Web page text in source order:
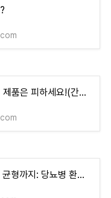
비타민C 메가도스, 이 제품은 피하세요!(간손상)
혈당 조절부터 영양소 균형까지: 당뇨병 환자 식단 가이드!